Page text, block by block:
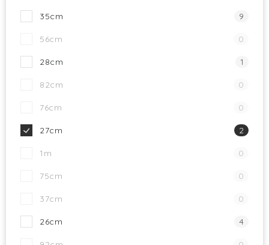
35cm 9
56cm 0
28cm 1
82cm 0
76cm 0
27cm 2
1m 0
75cm 0
37cm 0
26cm 4